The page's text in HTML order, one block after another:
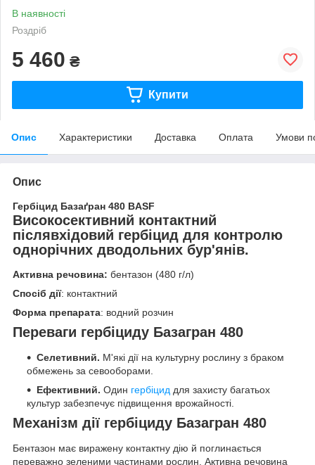
В наявності
Роздріб
5 460 ₴
Купити
Опис Характеристики Доставка Оплата Умови
Опис
Гербіцид Базаґран 480 BASF
Високосективний контактний
післявхідовий гербіцид для контролю
однорічних дводольних бур'янів.
Активна речовина: бентазон (480 г/л)
Спосіб дії: контактний
Форма препарата: водний розчин
Переваги гербіциду Базагран 480
Селетивний. М'які дії на культурну рослину з браком
обмежень за севооборами.
Ефективний. Один гербіцид для захисту багатьох
культур забезпечує підвищення врожайності.
Механізм дії гербіциду Базагран 480
Бентазон має виражену контактну дію й поглинається
переважно зеленими частинами рослин. Активна речовина